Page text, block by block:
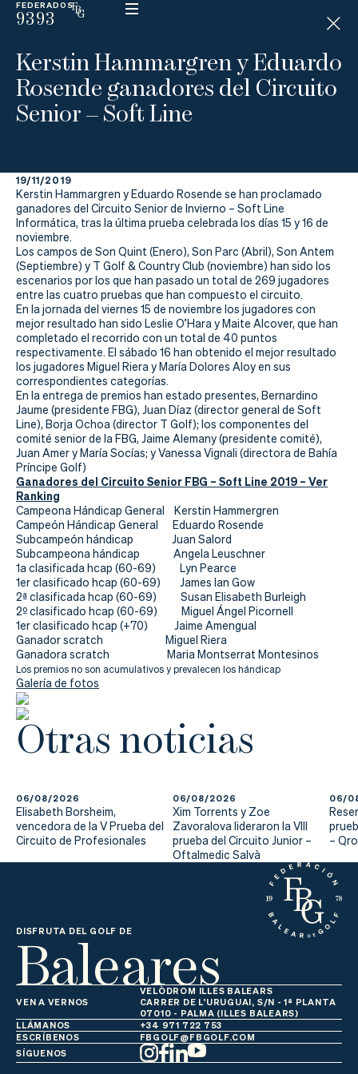
FEDERADOS
9393
ESP
N
D
I
C
A
P
La
Federación
Federarse
Jugar
Aprender
Actualidad
Tienda
Kerstin Hammargren y Eduardo
Rosende ganadores del Circuito
Senior – Soft Line
19/11/2019
Kerstin Hammargren y Eduardo Rosende se han proclamado
ganadores del Circuito Senior de Invierno – Soft Line
Informática, tras la última prueba celebrada los días 15 y 16 de
noviembre.
Los campos de Son Quint (Enero), Son Parc (Abril), Son Antem
(Septiembre) y T Golf & Country Club (noviembre) han sido los
escenarios por los que han pasado un total de 269 jugadores
entre las cuatro pruebas que han compuesto el circuito.
En la jornada del viernes 15 de noviembre los jugadores con
mejor resultado han sido Leslie O’Hara y Maite Alcover, que han
completado el recorrido con un total de 40 puntos
respectivamente. El sábado 16 han obtenido el mejor resultado
los jugadores Miguel Riera y María Dolores Aloy en sus
correspondientes categorías.
En la entrega de premios han estado presentes, Bernardino
Jaume (presidente FBG), Juan Díaz (director general de Soft
Line), Borja Ochoa (director T Golf); los componentes del
comité senior de la FBG, Jaime Alemany (presidente comité),
Juan Amer y María Socías; y Vanessa Vignali (directora de Bahía
Príncipe Golf)
Ganadores del Circuito Senior FBG – Soft Line 2019 – Ver
Ranking
Campeona Hándicap General Kerstin Hammergren
Campeón Hándicap General Eduardo Rosende
Subcampeón hándicap Juan Salord
Subcampeona hándicap Angela Leuschner
1a clasificada hcap (60-69) Lyn Pearce
1er clasificado hcap (60-69) James Ian Gow
2ª clasificada hcap (60-69) Susan Elisabeth Burleigh
2º clasificado hcap (60-69) Miguel Ángel Picornell
1er clasificado hcap (+70) Jaime Amengual
Ganador scratch Miguel Riera
Ganadora scratch Maria Montserrat Montesinos
Los premios no son acumulativos y prevalecen los hándicap
Galería de fotos
Otras noticias
06/08/2026
Elisabeth Borsheim,
vencedora de la V Prueba del
Circuito de Profesionales
06/08/2026
Xim Torrents y Zoe
Zavoralova lideraron la VIII
prueba del Circuito Junior –
Oftalmedic Salvà
06/
–
DISFRUTA DEL GOLF DE
Baleares
VEN A VERNOS
VELÒDROM ILLES BALEARS
CARRER DE L'URUGUAI, S/N - 1ª PLANTA
07010 - PALMA (ILLES BALEARS)
LLÁMANOS
+34 971 722 753
ESCRÍBENOS
FBGOLF@FBGOLF.COM
SÍGUENOS